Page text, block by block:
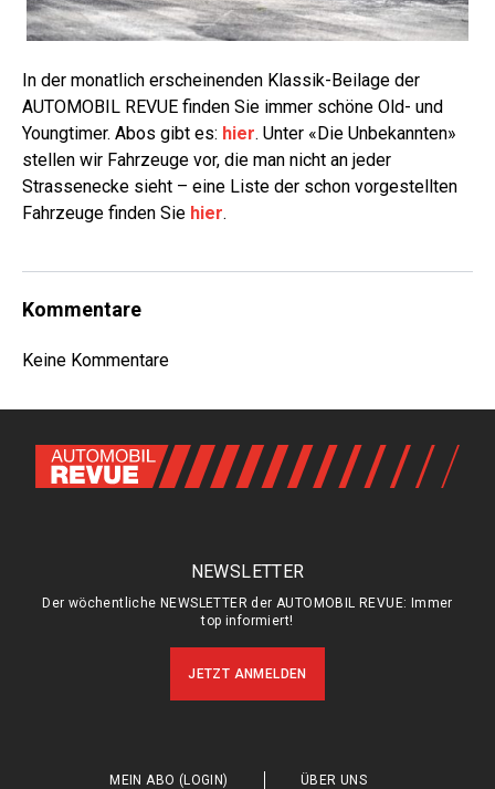
In der monatlich erscheinenden Klassik-Beilage der
AUTOMOBIL REVUE finden Sie immer schöne Old- und
Youngtimer. Abos gibt es: hier. Unter «Die Unbekannten»
stellen wir Fahrzeuge vor, die man nicht an jeder
Strassenecke sieht – eine Liste der schon vorgestellten
Fahrzeuge finden Sie hier.
Kommentare
Keine Kommentare
NEWSLETTER
Der wöchentliche NEWSLETTER der AUTOMOBIL REVUE: Immer
top informiert!
JETZT ANMELDEN
MEIN ABO (LOGIN) ÜBER UNS